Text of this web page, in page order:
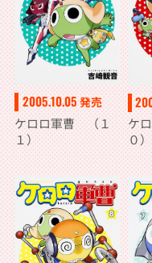
2005.10.05 発売
ケロロ軍曹 （１
１）
ケ
０）